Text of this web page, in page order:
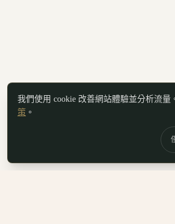
我們使用 cookie 改善網站體驗並分析流量
策 。